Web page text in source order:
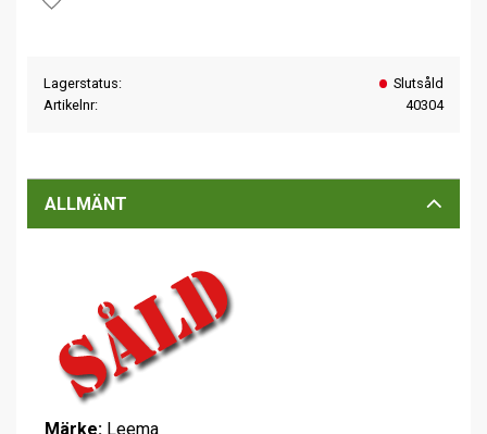
Lägg till i favoriter
Lagerstatus
Slutsåld
Artikelnr
40304
ALLMÄNT
Märke: Leema